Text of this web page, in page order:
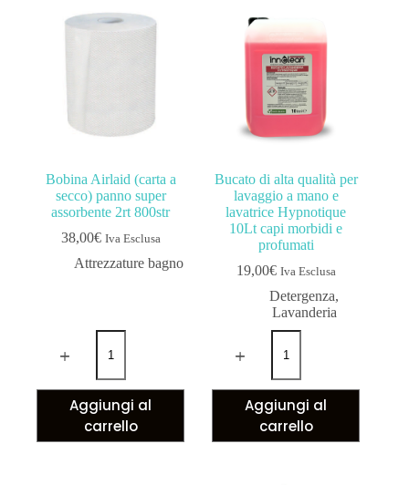
Bobina Airlaid (carta a
secco) panno super
assorbente 2rt 800str
38,00€ Iva Esclusa
Attrezzature bagno
Aggiungi al
carrello
Bucato di alta qualità per
lavaggio a mano e
lavatrice Hypnotique
10Lt capi morbidi e
profumati
19,00€ Iva Esclusa
Detergenza,
Lavanderia
Aggiungi al
carrello